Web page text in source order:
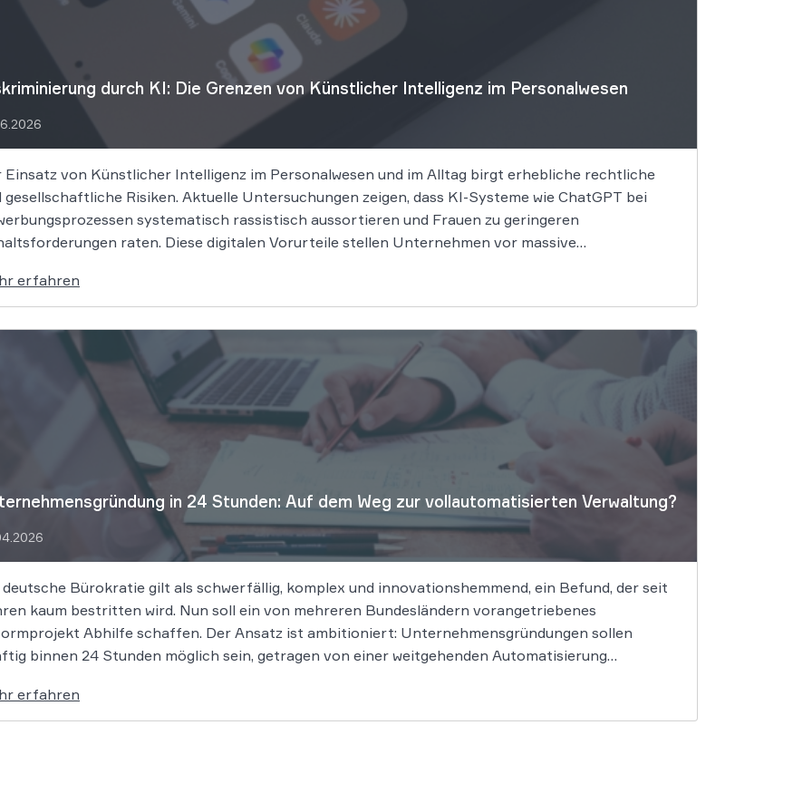
durch KI: Die Grenzen von Künstlicher Intelligenz im Personalwesen
Einsatz von Künstlicher Intelligenz im Personalwesen und im Alltag birgt erhebliche rechtliche
gesellschaftliche Risiken. Aktuelle Untersuchungen zeigen, dass KI-Systeme wie ChatGPT bei
systematisch rassistisch aussortieren und Frauen zu geringeren
raten. Diese digitalen Vorurteile stellen Unternehmen vor massive
erfahren
in 24 Stunden: Auf dem Weg zur vollautomatisierten Verwaltung?
deutsche Bürokratie gilt als schwerfällig, komplex und innovationshemmend, ein Befund, der seit
kaum bestritten wird. Nun soll ein von mehreren Bundesländern vorangetriebenes
Abhilfe schaffen. Der Ansatz ist ambitioniert: Unternehmensgründungen sollen
binnen 24 Stunden möglich sein, getragen von einer weitgehenden Automatisierung
erfahren